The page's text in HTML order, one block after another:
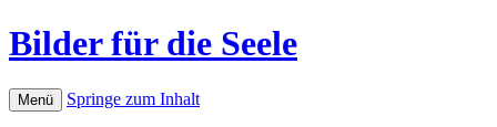
Bilder für die Seele
Menü Springe zum Inhalt